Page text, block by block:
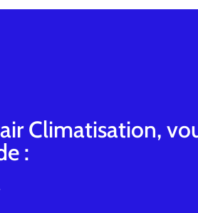
Climatisation,
: